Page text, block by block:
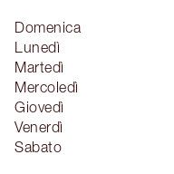
Domenica
Lunedì
Martedì
Mercoledì
Giovedì
Venerdì
Sabato